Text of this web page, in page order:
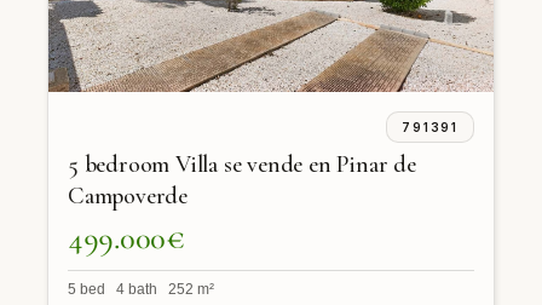
791391
5 bedroom Villa se vende en Pinar de
Campoverde
499.000€
5 bed 4 bath 252 m²